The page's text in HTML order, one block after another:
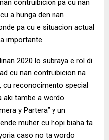
contruibicion pa cu nan
a hunga den nan
pa cu e situacion actual
importante.
2020 lo subraya e rol di
cu nan contruibicion na
cu reconocimento special
aki tambe a wordo
y Partera” y un
muher cu hopi biaha ta
caso no ta wordo